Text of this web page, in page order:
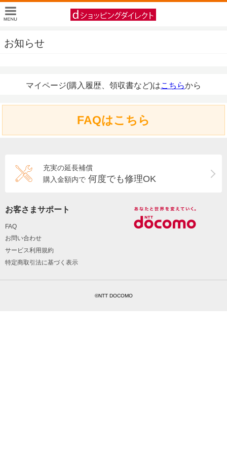
お知らせ
マイページ(購入履歴、領収書など)はこちらから
FAQはこちら
充実の延長補償
購入金額内で 何度でも修理OK
お客さまサポート
FAQ
お問い合わせ
サービス利用規約
特定商取引法に基づく表示
©NTT DOCOMO